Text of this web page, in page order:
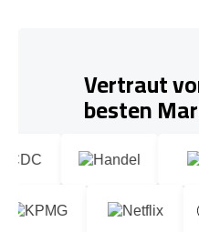
Vertraut
besten